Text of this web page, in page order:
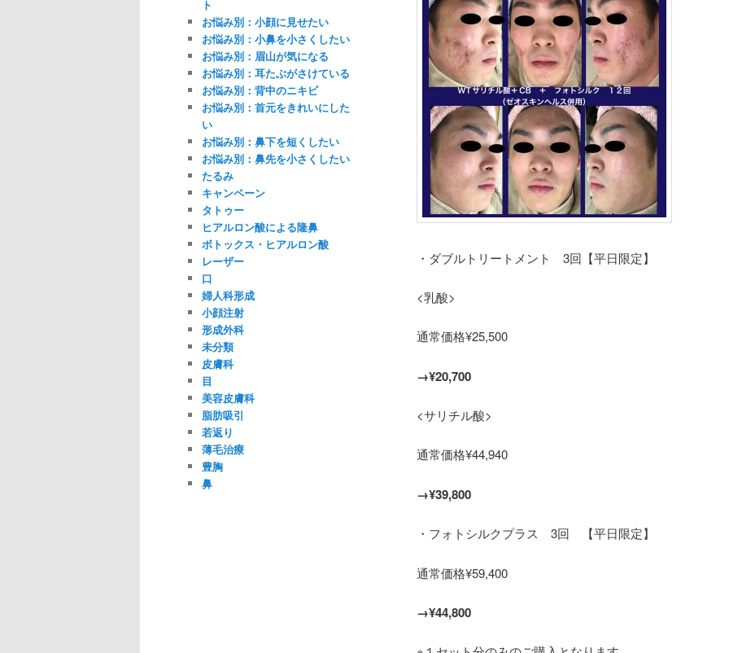
・ダブルトリートメント 3回【平日限定】
<乳酸>
通常価格¥25,500
→¥20,700
<サリチル酸>
通常価格¥44,940
→¥39,800
・フォトシルクプラス 3回 【平日限定】
通常価格¥59,400
→¥44,800
ト
お悩み別：小顔に見せたい
お悩み別：小鼻を小さくしたい
お悩み別：眉山が気になる
お悩み別：耳たぶがさけている
お悩み別：背中のニキビ
お悩み別：首元をきれいにした
い
お悩み別：鼻下を短くしたい
お悩み別：鼻先を小さくしたい
たるみ
キャンペーン
タトゥー
ヒアルロン酸による隆鼻
ボトックス・ヒアルロン酸
レーザー
口
婦人科形成
小顔注射
形成外科
未分類
皮膚科
目
美容皮膚科
脂肪吸引
若返り
薄毛治療
豊胸
鼻